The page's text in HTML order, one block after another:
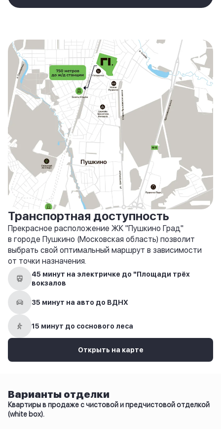
Транспортная доступность
Прекрасное расположение ЖК "Пушкино Град"
в городе Пушкино (Московская область) позволит
выбрать свой оптимальный маршрут в зависимости
от точки назначения.
45 минут на электричке до "Площади трёх
вокзалов
35 минут на авто до ВДНХ
15 минут до соснового леса
Открыть на карте
Варианты отделки
Квартиры в продаже с чистовой и предчистовой отделкой
(white box).